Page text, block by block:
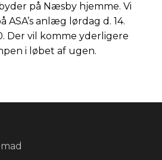
på Næsby hjemme. Vi
anlæg lørdag d. 14.
Der vil komme yderligere
i løbet af ugen.